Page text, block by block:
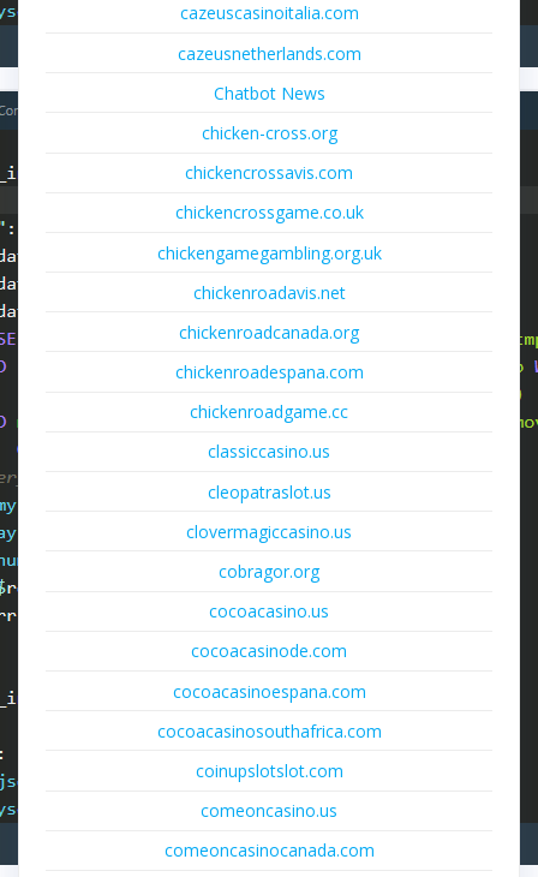
cazeuscasinoitalia.com
cazeusnetherlands.com
Chatbot News
chicken-cross.org
chickencrossavis.com
chickencrossgame.co.uk
chickengamegambling.org.uk
chickenroadavis.net
chickenroadcanada.org
chickenroadespana.com
chickenroadgame.cc
classiccasino.us
cleopatraslot.us
clovermagiccasino.us
cobragor.org
cocoacasino.us
cocoacasinode.com
cocoacasinoespana.com
cocoacasinosouthafrica.com
coinupslotslot.com
comeoncasino.us
comeoncasinocanada.com